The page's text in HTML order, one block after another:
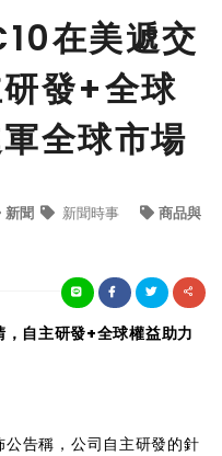
在美遞交
發+全球
全球市場
新聞 新聞時事 商品與
自主研發+全球權益助力
告稱，公司自主研發的針